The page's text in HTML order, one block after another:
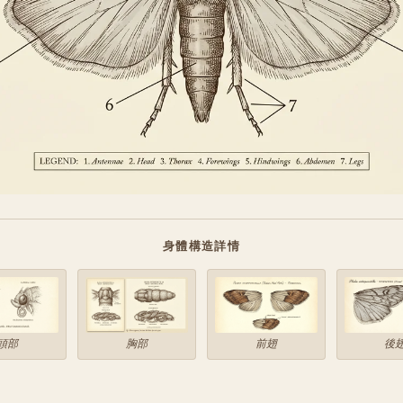
身體構造詳情
部 胸部 前翅 後